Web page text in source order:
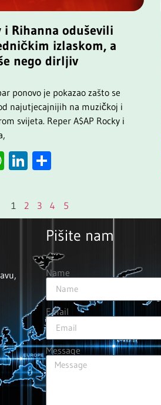
i Rihanna oduševili
izlaskom, a
nego dirljiv
ponovo je pokazao zašto se
najutjecajnijih na muzičkoj i
svijeta. Reper A$AP Rocky i
WhatsApp
LinkedIn
1 2 3 4 5
Pišite nam
Name
Email
Message